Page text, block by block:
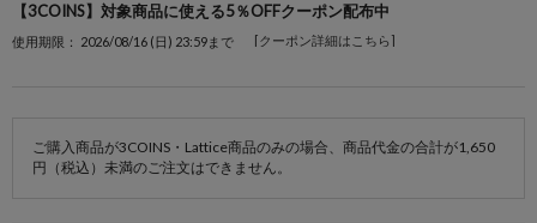
【3COINS】対象商品に使える5％OFFクーポン配布中
使用期限： 2026/08/16 (日) 23:59まで [クーポン詳細はこちら]
ご購入商品が3COINS・Lattice商品のみの場合、商品代金の合計が1,650
円（税込）未満のご注文はできません。